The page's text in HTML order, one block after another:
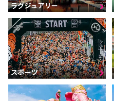
ラグジュアリー
スポーツ